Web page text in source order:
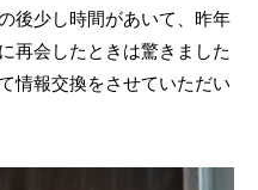
後少し時間があいて、昨年
再会したときは驚きました
情報交換をさせていただい